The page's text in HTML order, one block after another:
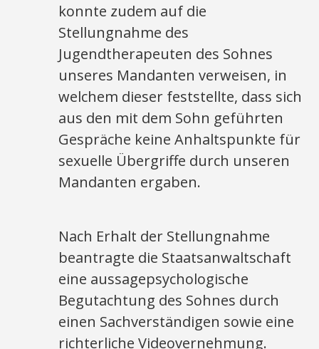
konnte zudem auf die
Stellungnahme des
Jugendtherapeuten des Sohnes
unseres Mandanten verweisen, in
welchem dieser feststellte, dass sich
aus den mit dem Sohn geführten
Gespräche keine Anhaltspunkte für
sexuelle Übergriffe durch unseren
Mandanten ergaben.
Nach Erhalt der Stellungnahme
beantragte die Staatsanwaltschaft
eine aussagepsychologische
Begutachtung des Sohnes durch
einen Sachverständigen sowie eine
richterliche Videovernehmung.